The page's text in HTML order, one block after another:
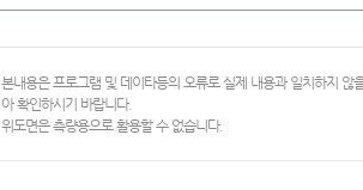
본내용은 프로그램 및 데이타등의 오류로 실제 내용과 일치하지
아 확인하시기 바랍니다.
위도면은 측량용으로 활용할 수 없습니다.